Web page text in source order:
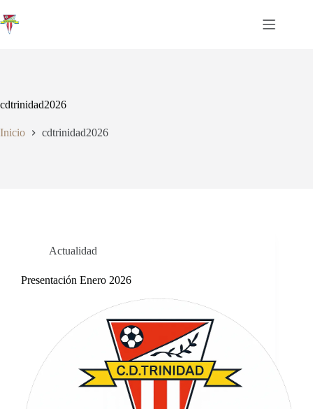
al
contenido
cdtrinidad2026
Inicio cdtrinidad2026
Actualidad
Presentación Enero 2026